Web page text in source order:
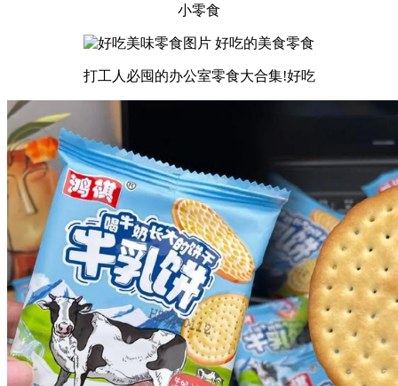
小零食
打工人必囤的办公室零食大合集!好吃